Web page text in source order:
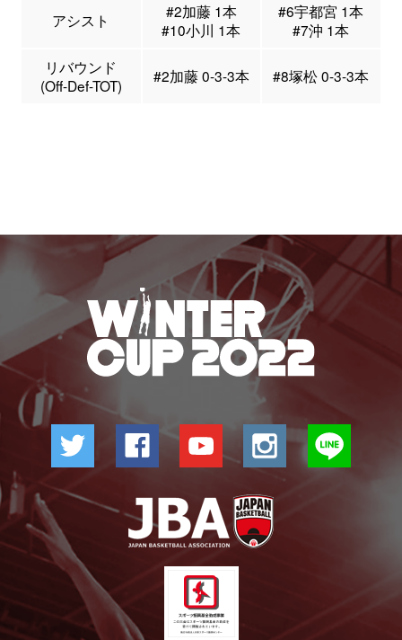
アシスト
#2加藤 1本
#10小川 1本
#6宇都宮 1本
#7沖 1本
リバウンド
(Off-Def-TOT)
#2加藤 0-3-3本 #8塚松 0-3-3本